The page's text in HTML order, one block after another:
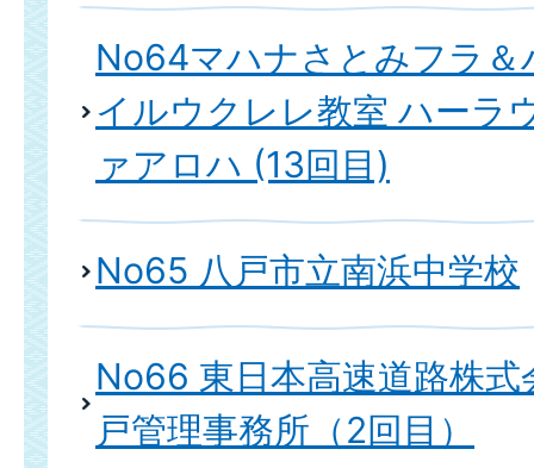
No64マハナさとみフラ＆
イルウクレレ教室 ハーラ
ァアロハ (13回目)
No65 八戸市立南浜中学校
No66 東日本高速道路株式
戸管理事務所（2回目）